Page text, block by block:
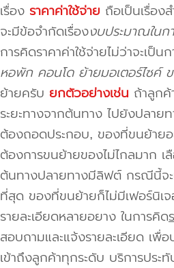
เรื่อง ราคาค่าใช้จ่าย ถือเป็นเรื่อง
จะมีข้อจำกัดเรื่องงบประมาณในก
การคิดราคาค่าใช้จ่ายไม่ว่าจะเป็
หอพัก คอนโด ย้ายมอเตอร์ไซค์
ย้ายครับ ยกตัวอย่างเช่น ถ้าลูกค้
ระยะทางจากต้นทาง ไปยังปลา
ต้องถอดประกอบ, ของที่ขนย้ายอ
ต้องการขนย้ายของไม่ไกลมาก เ
ต้นทางปลายทางมีลิฟต์ กรณีนี้จะ
ที่สุด ของที่ขนย้ายก็ไม่มีเฟอร์นิเจ
รายละเอียดหลายอยาง ในการคิด
สอบถามและแจ้งรายละเอียด เพื่
เข้าถึงลูกค้าทุกระดับ บริการประ